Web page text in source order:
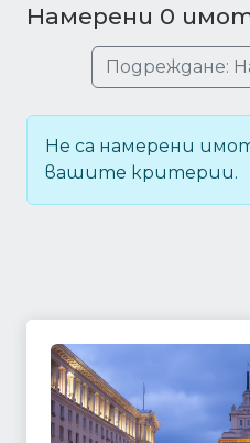
Намерени 0
Подреждане:
Не са намерени
вашите критерии.